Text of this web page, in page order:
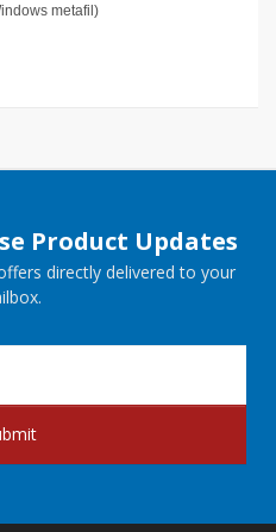
metafil)
Product Updates
directly delivered to your